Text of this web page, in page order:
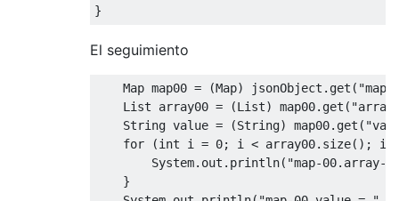
}
El seguimiento
Map map00 = (Map) jsonObject . get ( "map-
List array00 = (List) map00. get (
String value = (String) map00. get (
for
(int i = 0; i < array00. size(); i
System. out . println( "map-00.array-
}